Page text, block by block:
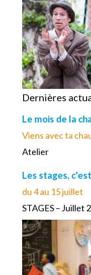
Dernières
Le mois de la
Viens avec ta
Atelier
Les stages,
du 4 au 15 juillet
STAGES – Juillet